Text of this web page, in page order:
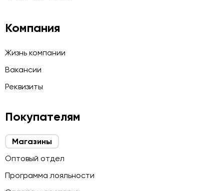
Компания
Жизнь компании
Вакансии
Реквизиты
Покупателям
Магазины
Оптовый отдел
Программа лояльности